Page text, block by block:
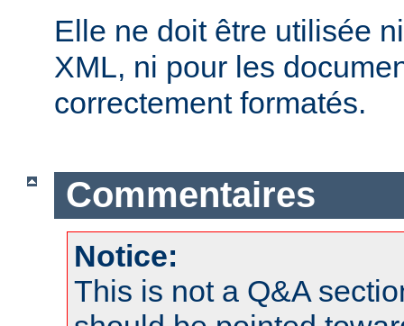
Elle ne doit être utilisée
XML, ni pour les
correctement formatés.
Commentaires
Notice:
This is not a Q&A